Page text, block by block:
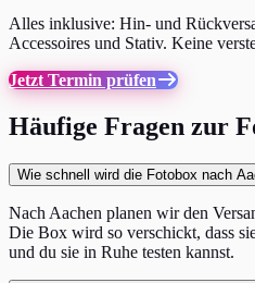
Alles inklusive: Hin- und
Accessoires und Stativ. Keine
Jetzt Termin prüfen
Häufige Fragen zur
Wie schnell wird die Fotobox nach
Nach Aachen planen wir den
Die Box wird so verschickt, dass
und du sie in Ruhe testen kannst.